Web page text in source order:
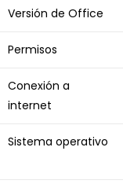
Versión de Office
Permisos
Conexión a
internet
Sistema operativo